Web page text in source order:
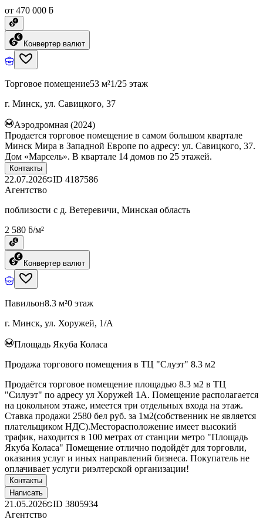
от 470 000 ƃ
Конвертер валют
Торговое помещение53 м²1/25 этаж
г. Минск, ул. Савицкого, 37
Аэродромная (2024)
Продается торговое помещение в самом большом квартале
Минск Мира в Западной Европе по адресу: ул. Савицкого, 37.
Дом «Марсель». В квартале 14 домов по 25 этажей.
Контакты
22.07.2026 ID 4187586
Агентство
поблизости с д. Ветеревичи, Минская область
2 580 ƃ/м²
Конвертер валют
Павильон8.3 м²0 этаж
г. Минск, ул. Хоружей, 1/А
Площадь Якуба Коласа
Продажа торгового помещения в ТЦ "Слуэт" 8.3 м2
Продаётся торговое помещение площадью 8.3 м2 в ТЦ
"Силуэт" по адресу ул Хоружей 1А. Помещение располагается
на цокольном этаже, имеется три отдельных входа на этаж.
Ставка продажи 2580 бел руб. за 1м2(собственник не является
плательщиком НДС).Месторасположение имеет высокий
трафик, находится в 100 метрах от станции метро "Площадь
Якуба Коласа" Помещение отлично подойдёт для торговли,
оказания услуг и иных направлений бизнеса. Покупатель не
оплачивает услуги риэлтерской организации!
Контакты
Написать
21.05.2026 ID 3805934
Агентство